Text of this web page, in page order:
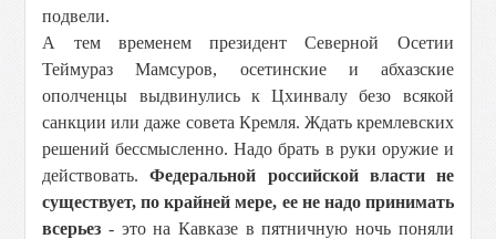
подвели.
А тем временем президент Северной Осетии
Теймураз Мамсуров, осетинские и абхазские
ополченцы выдвинулись к Цхинвалу безо всякой
санкции или даже совета Кремля. Ждать кремлевских
решений бессмысленно. Надо брать в руки оружие и
действовать.Федеральной российской власти не
существует, по крайней мере, ее не надо принимать
всерьез - это на Кавказе в пятничную ночь поняли